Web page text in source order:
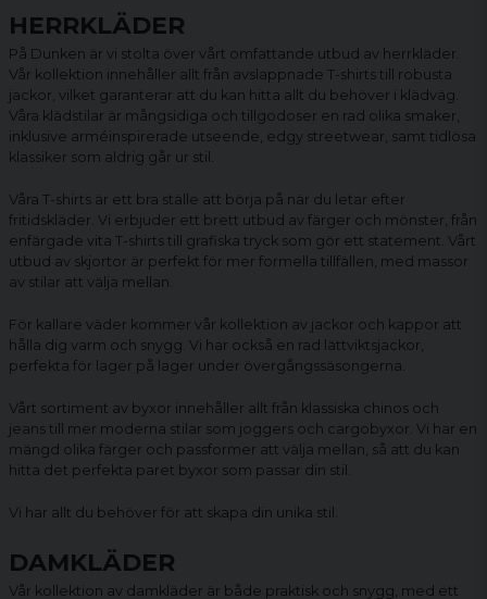
HERRKLÄDER
På Dunken är vi stolta över vårt omfattande utbud av herrkläder.
Vår kollektion innehåller allt från avslappnade T-shirts till robusta
jackor , vilket garanterar att du kan hitta allt du behöver i klädväg.
Våra klädstilar är mångsidiga och tillgodoser en rad olika smaker,
inklusive arméinspirerade utseende, edgy streetwear, samt tidlösa
klassiker som aldrig går ur stil.
Våra T-shirts är ett bra ställe att börja på när du letar efter
fritidskläder. Vi erbjuder ett brett utbud av färger och mönster, från
enfärgade vita T-shirts till grafiska tryck som gör ett statement. Vårt
utbud av skjortor är perfekt för mer formella tillfällen, med massor
av stilar att välja mellan.
För kallare väder kommer vår kollektion av jackor och kappor att
hålla dig varm och snygg. Vi har också en rad lättviktsjackor,
perfekta för lager på lager under övergångssäsongerna.
Vårt sortiment av byxor innehåller allt från klassiska chinos och
jeans till mer moderna stilar som joggers och cargobyxor . Vi har en
mängd olika färger och passformer att välja mellan, så att du kan
hitta det perfekta paret byxor som passar din stil.
Vi har allt du behöver för att skapa din unika stil.
DAMKLÄDER
Vår kollektion av damkläder är både praktisk och snygg, med ett